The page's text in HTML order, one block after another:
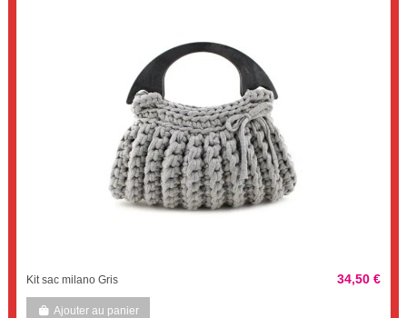
Kit sac milano Gris 34,50 €
Ajouter au panier